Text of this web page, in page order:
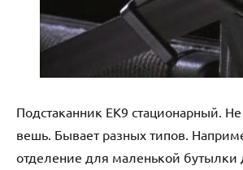
Подстаканник EK9 стационарный.
вешь. Бывает разных типов.
отделение для маленькой бутылки